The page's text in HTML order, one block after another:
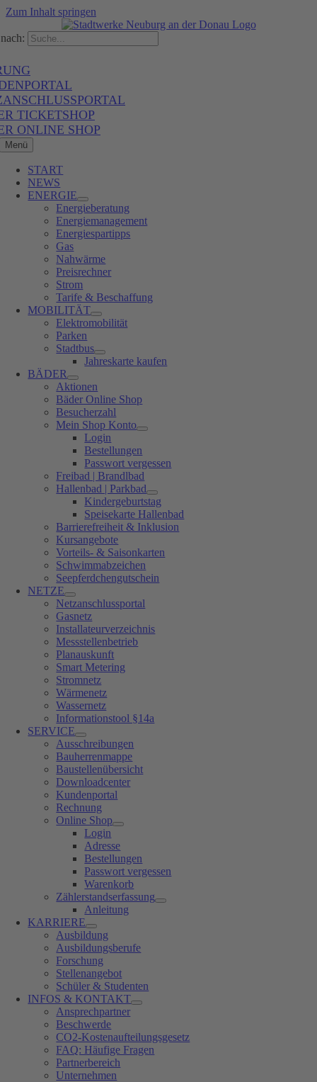
Zum Inhalt springen
TICKETSHOP
ONLINE SHOP
Menü
START
NEWS
ENERGIE
Energieberatung
Energiemanagement
Energiespartipps
Gas
Nahwärme
Preisrechner
Strom
Tarife & Beschaffung
MOBILITÄT
Elektromobilität
Parken
Stadtbus
Jahreskarte kaufen
BÄDER
Aktionen
Bäder Online Shop
Besucherzahl
Mein Shop Konto
Login
Bestellungen
Passwort vergessen
Freibad | Brandlbad
Hallenbad | Parkbad
Kindergeburtstag
Speisekarte Hallenbad
Barrierefreiheit & Inklusion
Kursangebote
Vorteils- & Saisonkarten
Schwimmabzeichen
Seepferdchengutschein
NETZE
Netzanschlussportal
Gasnetz
Installateurverzeichnis
Messstellenbetrieb
Planauskunft
Smart Metering
Stromnetz
Wärmenetz
Wassernetz
Informationstool §14a
SERVICE
Ausschreibungen
Bauherrenmappe
Baustellenübersicht
Downloadcenter
Kundenportal
Rechnung
Online Shop
Login
Adresse
Bestellungen
Passwort vergessen
Warenkorb
Zählerstandserfassung
Anleitung
KARRIERE
Ausbildung
Ausbildungsberufe
Forschung
Stellenangebot
Schüler & Studenten
INFOS & KONTAKT
Ansprechpartner
Beschwerde
CO2-Kostenaufteilungsgesetz
FAQ: Häufige Fragen
Partnerbereich
Unternehmen